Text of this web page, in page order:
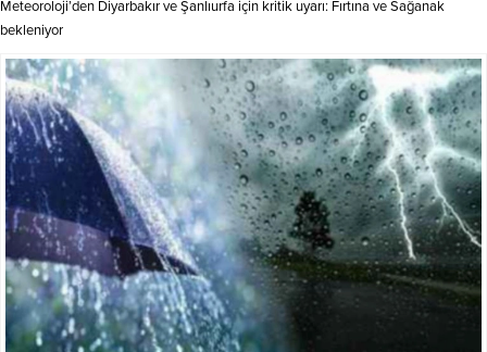
Meteoroloji’den Diyarbakır ve Şanlıurfa için kritik uyarı: Fırtına ve Sağanak
bekleniyor